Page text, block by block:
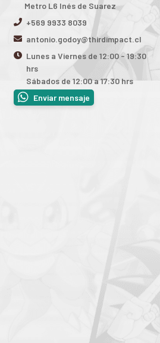
Metro L6 Inés de Suarez
+569 9933 8039
antonio.godoy@thirdimpact.cl
Lunes a Viernes de 12:00 - 19:30
hrs
Sábados de 12:00 a 17:30 hrs
Enviar mensaje